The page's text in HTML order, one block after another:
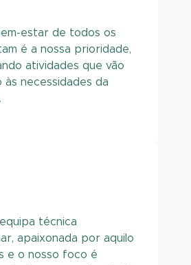
estar de todos os
é a nossa prioridade,
atividades que vão
necessidades da
técnica
apaixonada por aquilo
e o nosso foco é